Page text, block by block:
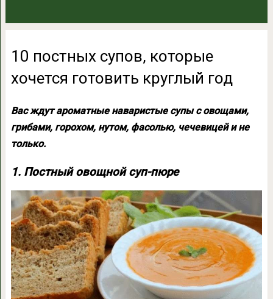
10 постных супов, которые
хочется готовить круглый год
Вас ждут ароматные наваристые супы с овощами,
грибами, горохом, нутом, фасолью, чечевицей и не
только.
1. Постный овощной суп-пюре